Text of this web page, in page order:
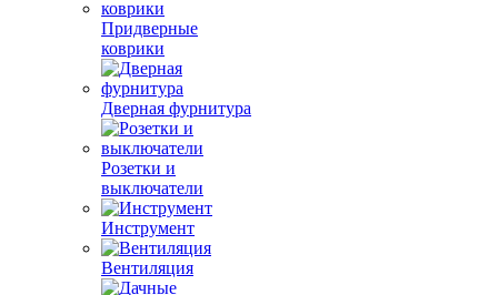
Придверные
коврики
Дверная фурнитура
Розетки и
выключатели
Инструмент
Вентиляция